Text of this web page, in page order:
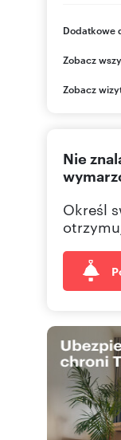
Dodatkowe
Al.
mazowieckie
(22)
Zobacz
Zobacz
Nie
Określ